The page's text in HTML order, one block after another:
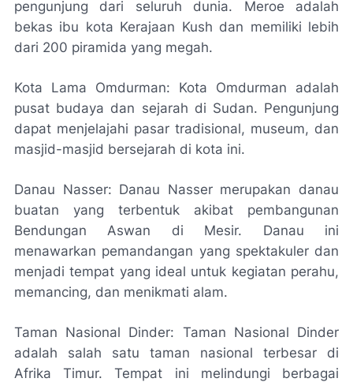
pengunjung dari seluruh dunia. Meroe adalah
bekas ibu kota Kerajaan Kush dan memiliki lebih
dari 200 piramida yang megah.
Kota Lama Omdurman: Kota Omdurman adalah
pusat budaya dan sejarah di Sudan. Pengunjung
dapat menjelajahi pasar tradisional, museum, dan
masjid-masjid bersejarah di kota ini.
Danau Nasser: Danau Nasser merupakan danau
buatan yang terbentuk akibat pembangunan
Bendungan Aswan di Mesir. Danau ini
menawarkan pemandangan yang spektakuler dan
menjadi tempat yang ideal untuk kegiatan perahu,
memancing, dan menikmati alam.
Taman Nasional Dinder: Taman Nasional Dinder
adalah salah satu taman nasional terbesar di
Afrika Timur. Tempat ini melindungi berbagai